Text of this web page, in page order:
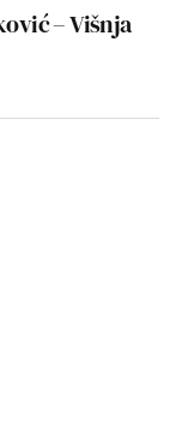
– Višnja